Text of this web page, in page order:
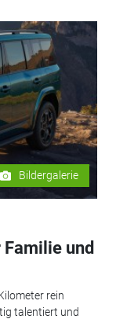
Bildergalerie
und
rein
talentiert und